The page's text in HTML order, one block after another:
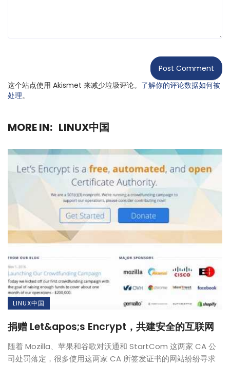
这个站点使用 Akismet 来减少垃圾评论。 了解你的评论数据如何被
处理。
MORE IN: LINUX中国
LINUX中国
捐赠 Let&apos;s Encrypt，共建安全的互联网
随着 Mozilla、苹果和谷歌对沃通和 StartCom 这两家 CA 公
司处罚落定，很多使用这两家 CA 所签发证书的网站纷纷寻求